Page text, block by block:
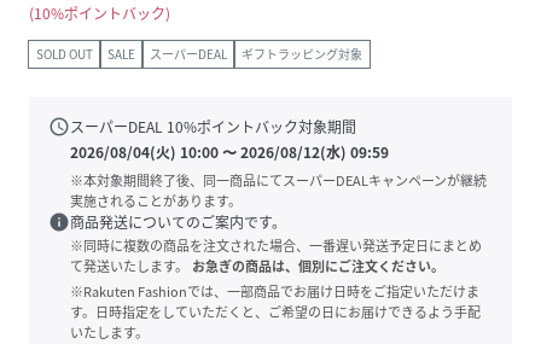
10%ポイントバック
SOLD OUT SALE スーパーDEAL ギフトラッピング対象
scheduleスーパーDEAL 10%ポイントバック対象期間
2026/08/04(火) 10:00〜2026/08/12(水) 09:59
※本対象期間終了後、同一商品にてスーパーDEALキャンペーンが継続
実施されることがあります。
info商品発送についてのご案内です。
※同時に複数の商品を注文された場合、一番遅い発送予定日にまとめ
て発送いたします。
お急ぎの商品は、個別にご注文ください。
※Rakuten Fashionでは、一部商品でお届け日時をご指定いただけま
す。日時指定をしていただくと、ご希望の日にお届けできるよう手配
いたします。